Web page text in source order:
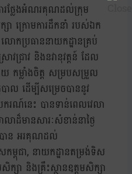
ារថ្លែងអំណរគុណដល់ក្រុម
ក្សា ក្រោមការដឹកនាំ របស់ឯក
លោកប្រធាននាយកដ្ឋានគ្រប់
វជ្រាវ និងនវានុវត្តន៍ ដែល
យ កម្លាំងចិត្ត សម្របសម្រួល
បាល ដើម្បីសម្រេចបាននូវ
ករណ៍នេះ បានទាន់ពេលវេលា
ដ៏មានសារៈសំខាន់នាថ្ងៃ
បាន អរគុណដល់
ពុជា, នាយកដ្ឋានតម្រង់ទិស
សិក្សា និងគ្រឹះស្ថានឧត្តមសិក្សា